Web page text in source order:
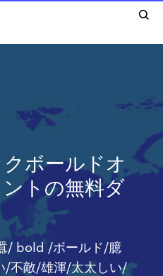
ボールドオ
トの無料ダ
/ bold /ボールド/臆
/不敵/雄渾/太太しい/